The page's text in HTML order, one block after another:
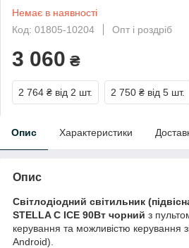
Немає в наявності
Код: 01805-10204
Опт і роздріб
3 060 ₴
2 764 ₴ від 2 шт. 2 750 ₴ від 5 шт.
Опис Характеристики
Опис
Світлодіодний світильник
STELLA C ICE 90Вт чорний з
керування та можливістю керування
Android).